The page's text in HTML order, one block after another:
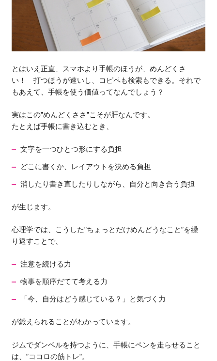
とはいえ正直、スマホより手帳のほうが、めんどくさ
い！ 打つほうが速いし、コピペも検索もできる。それで
もあえて、手帳を使う価値ってなんでしょう？
実はこの”めんどくささ”こそが肝なんです。
たとえば手帳に書き込むとき、
文字を一つひとつ形にする負担
どこに書くか、レイアウトを決める負担
消したり書き直したりしながら、自分と向き合う負担
が生じます。
心理学では、こうした”ちょっとだけめんどうなこと”を繰
り返すことで、
注意を続ける力
物事を順序だてて考える力
「今、自分はどう感じている？」と気づく力
が鍛えられることがわかっています。
ジムでダンベルを持つように、手帳にペンを走らせること
は、”ココロの筋トレ”。